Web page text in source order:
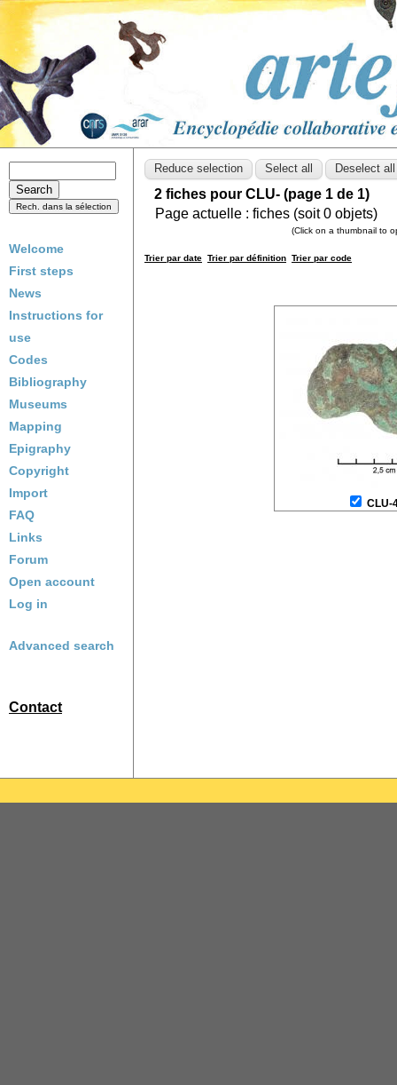
Welcome
First steps
News
Instructions for
use
Codes
Bibliography
Museums
Mapping
Epigraphy
Copyright
Import
FAQ
Links
Forum
Open account
Log in
Advanced search
Contact
2 fiches pour CLU- (page 1 de 1)
Page actuelle : fiches (soit0 objets)
(Click on a thumbnail to
Trier par date Trier par définition Trier par code
CLU-